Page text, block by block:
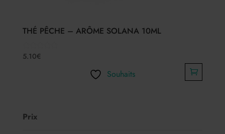
THÉ PÊCHE – ARÔME SOLANA 10ML
Note
5.10€
Souhaits
Prix